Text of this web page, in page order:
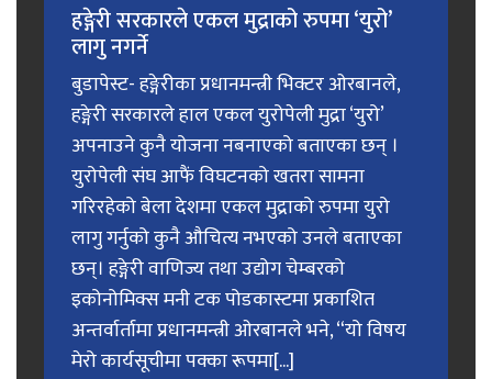
हङ्गेरी सरकारले एकल मुद्राको रुपमा ‘युरो’
लागु नगर्ने
बुडापेस्ट- हङ्गेरीका प्रधानमन्त्री भिक्टर ओरबानले,
हङ्गेरी सरकारले हाल एकल युरोपेली मुद्रा ‘युरो’
अपनाउने कुनै योजना नबनाएको बताएका छन् ।
युरोपेली संघ आफैं विघटनको खतरा सामना
गरिरहेको बेला देशमा एकल मुद्राको रुपमा युरो
लागु गर्नुको कुनै औचित्य नभएको उनले बताएका
छन्। हङ्गेरी वाणिज्य तथा उद्योग चेम्बरको
इकोनोमिक्स मनी टक पोडकास्टमा प्रकाशित
अन्तर्वार्तामा प्रधानमन्त्री ओरबानले भने, “यो विषय
मेरो कार्यसूचीमा पक्का रूपमा[...]